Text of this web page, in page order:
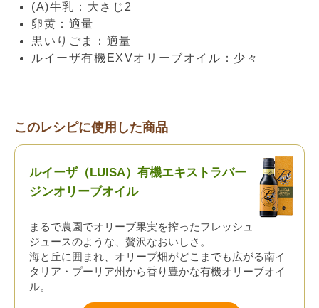
(A)牛乳：大さじ2
卵黄：適量
黒いりごま：適量
ルイーザ有機EXVオリーブオイル：少々
このレシピに使用した商品
ルイーザ（LUISA）有機エキストラバー
ジンオリーブオイル
まるで農園でオリーブ果実を搾ったフレッシュ
ジュースのような、贅沢なおいしさ。
海と丘に囲まれ、オリーブ畑がどこまでも広がる南イ
タリア・プーリア州から香り豊かな有機オリーブオイ
ル。